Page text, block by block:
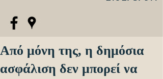
Από μόνη της, η δημόσια
ασφάλιση δεν μπορεί να